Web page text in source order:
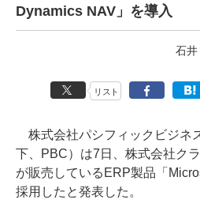
Dynamics NAV」を導入
石
リスト
株式会社パシフィックビジネ
下、PBC）は7日、株式会社ク
が販売しているERP製品「
採用したと発表した。